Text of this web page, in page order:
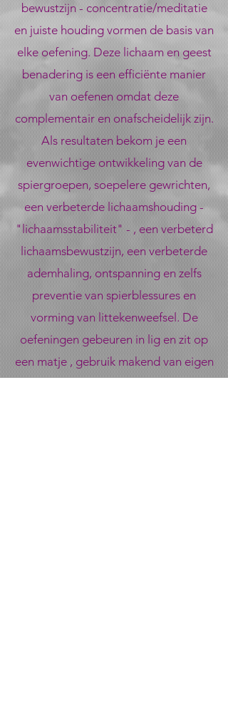
bewustzijn - concentratie/meditatie
en juiste houding vormen de basis van
elke oefening. Deze lichaam en geest
benadering is een efficiënte manier
van oefenen omdat deze
complementair en onafscheidelijk zijn.
Als resultaten bekom je een
evenwichtige ontwikkeling van de
spiergroepen, soepelere gewrichten,
een verbeterde lichaamshouding -
"lichaamsstabiliteit" - , een verbeterd
lichaamsbewustzijn, een verbeterde
ademhaling, ontspanning en zelfs
preventie van spierblessures en
vorming van littekenweefsel. De
oefeningen gebeuren in lig en zit op
een matje , gebruik makend van eigen